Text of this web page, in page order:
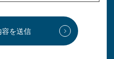
容を送信